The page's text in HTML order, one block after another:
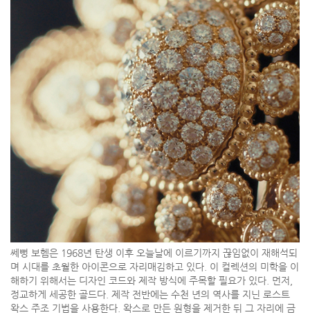
쎄뻥 보헴은 1968년 탄생 이후 오늘날에 이르기까지 끊임없이 재해석되
며 시대를 초월한 아이콘으로 자리매김하고 있다. 이 컬렉션의 미학을 이
해하기 위해서는 디자인 코드와 제작 방식에 주목할 필요가 있다. 먼저,
정교하게 세공한 골드다. 제작 전반에는 수천 년의 역사를 지닌 로스트
왁스 주조 기법을 사용한다. 왁스로 만든 원형을 제거한 뒤 그 자리에 금